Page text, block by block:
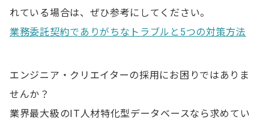
れている場合は、ぜひ参考にしてください。
業務委託契約でありがちなトラブルと5つの対策方法
エンジニア・クリエイターの採用にお困りではありま
せんか？
業界最大級のIT人材特化型データベースなら求めてい